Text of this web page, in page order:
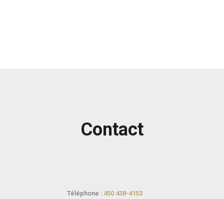
Contact
Téléphone : 450 438-4153